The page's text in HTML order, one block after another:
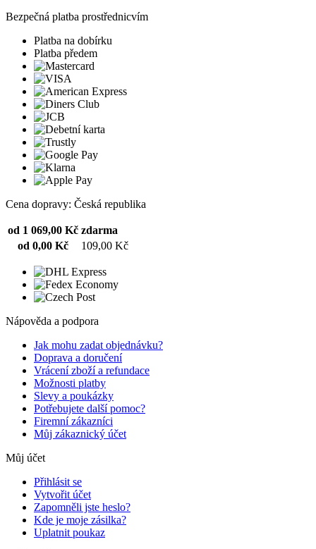
Bezpečná platba prostřednicvím
Platba na dobírku
Platba předem
Cena dopravy: Česká republika
od 1 069,00 Kč zdarma
od 0,00 Kč
109,00 Kč
Nápověda a podpora
Jak mohu zadat objednávku?
Doprava a doručení
Vrácení zboží a refundace
Možnosti platby
Slevy a poukázky
Potřebujete další pomoc?
Firemní zákazníci
Můj zákaznický účet
Můj účet
Přihlásit se
Vytvořit účet
Zapomněli jste heslo?
Kde je moje zásilka?
Uplatnit poukaz